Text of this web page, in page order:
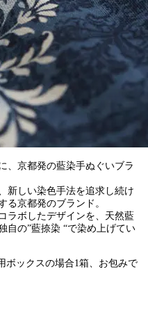
、京都発の藍染手ぬぐいブラ
新しい染色手法を追求し続け
る京都発のブランド。
ラボしたデザインを、天然藍
自の”藍捺染 “で染め上げてい
ボックスの場合1箱、お包みで